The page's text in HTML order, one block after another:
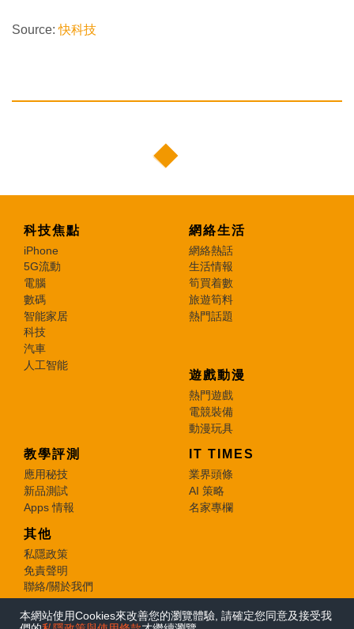
本網站使用Cookies來改善您的瀏覽體驗, 請確定您同意及接受我
Source:快科技
科技焦點
iPhone
5G流動
電腦
數碼
智能家居
科技
汽車
人工智能
網絡生活
網絡熱話
生活情報
筍買着數
旅遊筍料
熱門話題
遊戲動漫
熱門遊戲
電競裝備
動漫玩具
教學評測
應用秘技
新品測試
Apps 情報
IT TIMES
業界頭條
AI 策略
名家專欄
其他
私隱政策
免責聲明
聯絡/關於我們
© 2026 e-zone. All Rights Reserved.